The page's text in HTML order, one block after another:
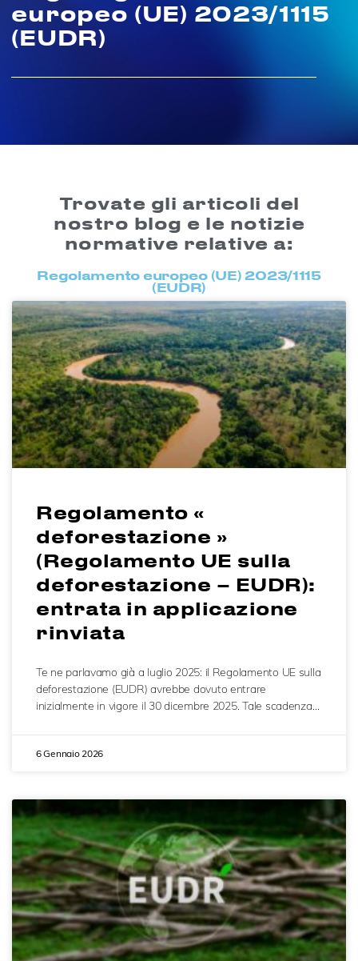
europeo (UE) 2023/1115
(EUDR)
Trovate gli articoli del
nostro blog e le notizie
normative relative a:
Regolamento europeo (UE) 2023/1115
(EUDR)
Regolamento «
deforestazione »
(Regolamento UE sulla
deforestazione – EUDR):
entrata in applicazione
rinviata
Te ne parlavamo già a luglio 2025: il Regolamento UE sulla
deforestazione (EUDR) avrebbe dovuto entrare
inizialmente in vigore il 30 dicembre 2025. Tale scadenza…
6 Gennaio 2026